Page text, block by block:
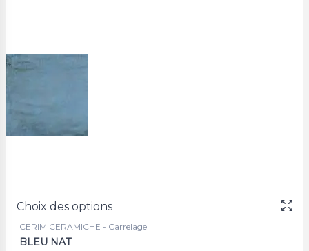
Choix des options
CERIM CERAMICHE - Carrelage
BLEU NAT